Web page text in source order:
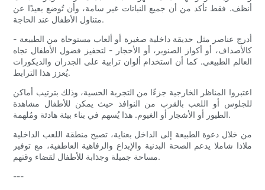
أنظف. فقط تأكد من أن جميع النباتات غير سامة، وأن تُوضع بعيدًا عن
متناول الأطفال عند الحاجة.
أدرج عناصر مثل حديقة داخلية صغيرة أو ألعاب مستوحاة من الطبيعة -
كالأصداف، أو أكواز الصنوبر، أو الأحجار - لتحفيز فضول الأطفال تجاه
العالم الطبيعي. كما أن استخدام ألوان ترابية على الجدران والديكورات
يُعزز هذا الترابط.
اعتبروا المناظر الخارجية جزءًا من التجربة الحسية، وذلك بترتيب أماكن
للجلوس أو اللعب بالقرب من النوافذ حيث يمكن للأطفال مشاهدة
الطيور أو الأشجار أو الغيوم. هذا يُسهم في بناء بيئة هادئة ومُلهمة.
من خلال دعوة الطبيعة إلى الداخل بعناية، تصبح منطقة اللعب الداخلية
ملاذا شاملا يدعم الصحة البدنية والإبداع والرفاهية العاطفية، مع توفير
مساحة جميلة وجذابة للأطفال لقضاء وقتهم.
---